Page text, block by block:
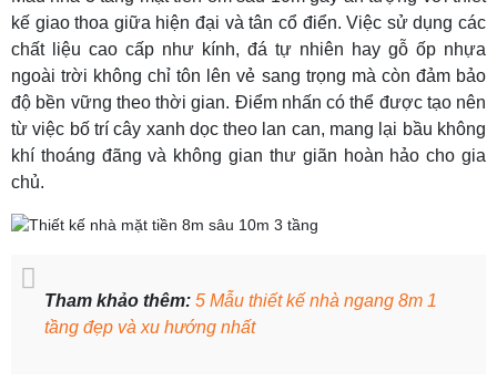
kế giao thoa giữa hiện đại và tân cổ điển. Việc sử dụng các
chất liệu cao cấp như kính, đá tự nhiên hay gỗ ốp nhựa
ngoài trời không chỉ tôn lên vẻ sang trọng mà còn đảm bảo
độ bền vững theo thời gian. Điểm nhấn có thể được tạo nên
từ việc bố trí cây xanh dọc theo lan can, mang lại bầu không
khí thoáng đãng và không gian thư giãn hoàn hảo cho gia
chủ.
Tham khảo thêm: 5 Mẫu thiết kế nhà ngang 8m 1
tầng đẹp và xu hướng nhất